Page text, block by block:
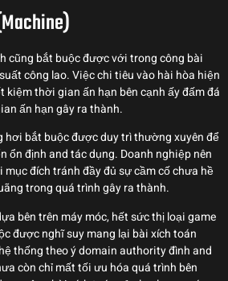
cũng bắt buộc được với trong công bài
công lao. Việc chi tiêu vào hài hòa hiện
thời gian ấn hạn bên cạnh ấy đấm đá
ấn hạn gây ra thành.
hơi bắt buộc được duy trì thường xuyên để
ổn định and tác dụng. Doanh nghiệp nên
đích tránh đầy đủ sự cầm cố chưa hề
trong quá trình gây ra thành.
bên trên máy móc, hết sức thị loại game
được nghĩ suy mang lại bài xích toán
thống theo ý domain authority đình and
còn chỉ mất tối ưu hóa quá trình bên